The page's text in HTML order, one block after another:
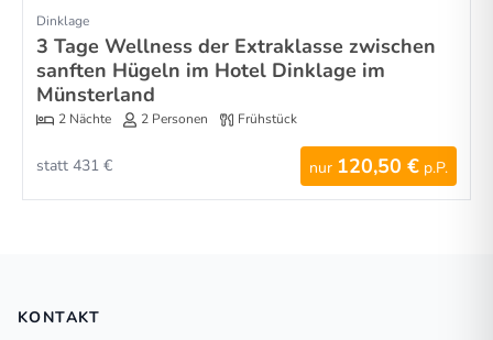
Dinklage
3 Tage Wellness der Extraklasse zwischen
sanften Hügeln im Hotel Dinklage im
Münsterland
2 Nächte 2 Personen Frühstück
nur 120,50 € p.P.
statt 431 €
KONTAKT